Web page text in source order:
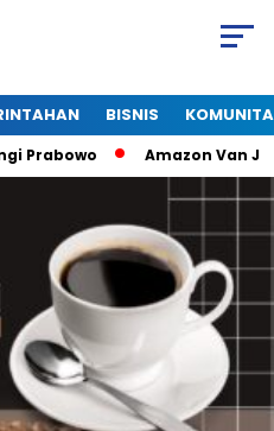
BISNIS
Amazon Van Java